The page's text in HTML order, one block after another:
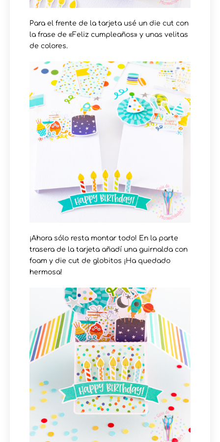
Para el frente de la tarjeta usé un die cut con
la frase de «Feliz cumpleaños» y unas velitas
de colores.
¡Ahora sólo resta montar todo! En la parte
trasera de la tarjeta añadí una guirnalda con
foam y die cut de globitos ¡Ha quedado
hermosa!